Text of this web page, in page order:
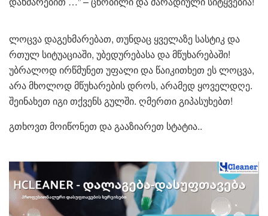
ლოცვა დაგეხმარებათ, თუნდაც ყველაზე სასტიკ და
რთულ სიტუაციაში, უბედურებასა და მწუხარებაში!
უბრალოდ ირწმუნეთ უფალი და წაიკითხეთ ეს ლოცვა,
არა მხოლოდ მწუხარების დროს, არამედ ყოველდღე.
შეინახეთ იგი თქვენს გულში. ღმერთი გიპასუხებთ!
გთხოვთ მოიწონეთ და გააზიარეთ სტატია..